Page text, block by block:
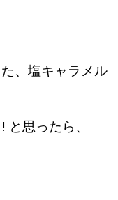
、塩キャラメル
思ったら、